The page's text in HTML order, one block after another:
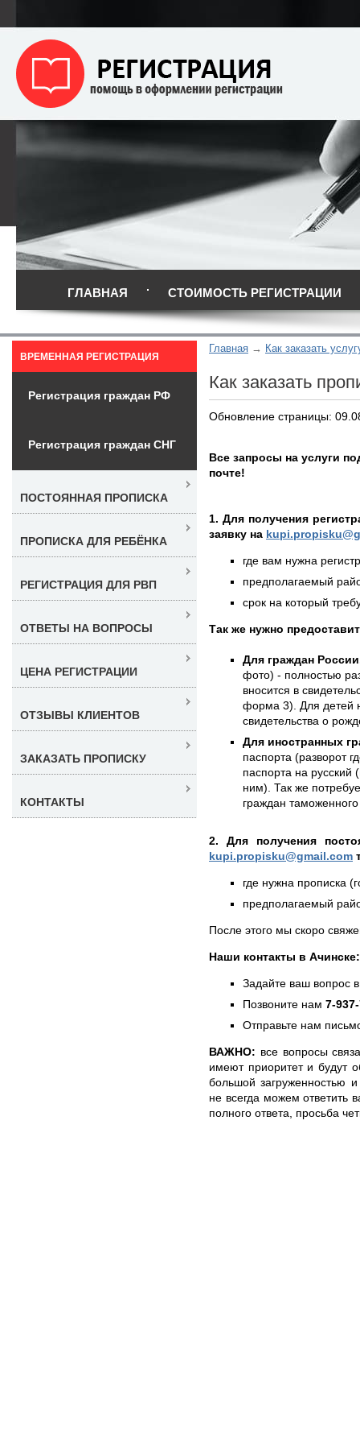
ГЛАВНАЯ СТОИМОСТЬ РЕГИСТРАЦИИ
Главная Как заказать
Как заказать
Обновление страницы:
Все запросы на услуги
почте!
1. Для получения
заявку на
где вам нужна
предполагаемый
срок на который
Так же нужно
Для граждан
фото) - полностью
вносится в
форма 3). Для детей
свидетельства о
Для иностранных
паспорта (разворот
паспорта на русский
ним). Так же
граждан
2. Для получения
kupi.propisku@gmail.com
где нужна прописка
предполагаемый
После этого мы скоро
Наши контакты в Ачинске:
Задайте ваш вопрос
Позвоните нам 7-
Отправьте нам
ВАЖНО: все вопросы
имеют приоритет и будут
большой загруженностью
не всегда можем ответить
полного ответа, просьба
ВРЕМЕННАЯ РЕГИСТРАЦИЯ
Регистрация граждан РФ
Регистрация граждан СНГ
ПОСТОЯННАЯ ПРОПИСКА
ПРОПИСКА ДЛЯ РЕБЁНКА
РЕГИСТРАЦИЯ ДЛЯ РВП
ОТВЕТЫ НА ВОПРОСЫ
ЦЕНА РЕГИСТРАЦИИ
ОТЗЫВЫ КЛИЕНТОВ
ЗАКАЗАТЬ ПРОПИСКУ
КОНТАКТЫ